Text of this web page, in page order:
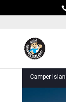
Camper